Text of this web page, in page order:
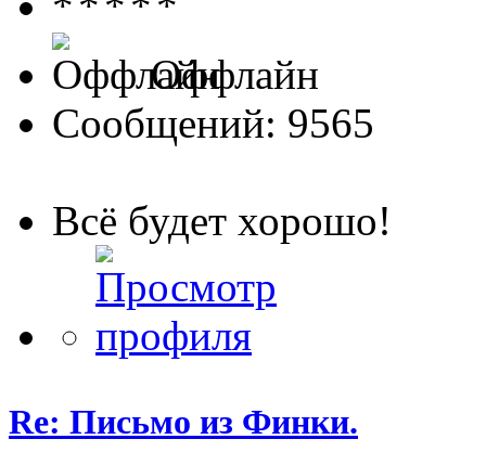
Оффлайн
Сообщений: 9565
Всё будет хорошо!
Re: Письмо из Финки.